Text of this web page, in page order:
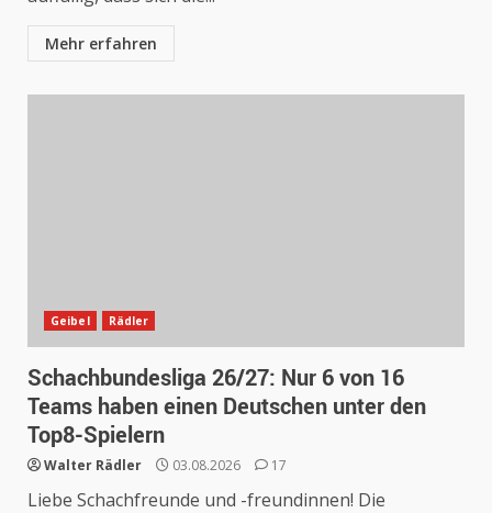
Mehr erfahren
Geibel Rädler
Schachbundesliga 26/27: Nur 6 von 16
Teams haben einen Deutschen unter den
Top8-Spielern
Walter Rädler 03.08.2026 17
Liebe Schachfreunde und -freundinnen! Die